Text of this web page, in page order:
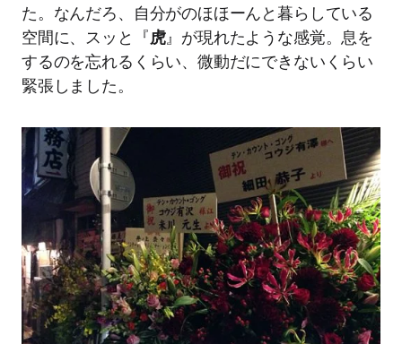
た。なんだろ、自分がのほほーんと暮らしている
空間に、スッと『 虎』が現れたような感覚。息を
するのを忘れるくらい、微動だにできないくらい
緊張しました。